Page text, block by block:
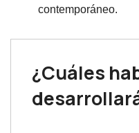
contemporáneo.
¿Cuáles